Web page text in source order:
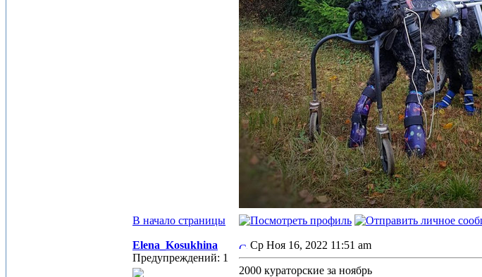
В начало страницы
Elena_Kosukhina
Предупреждений: 1
Ср Ноя 16, 2022 11:51 am
2000 кураторские за ноябрь